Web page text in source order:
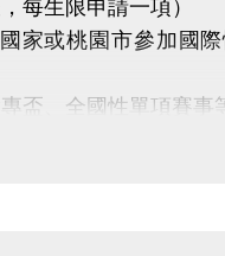
每生限申請一項）
家或桃園市參加國
盃、全國性單項賽事